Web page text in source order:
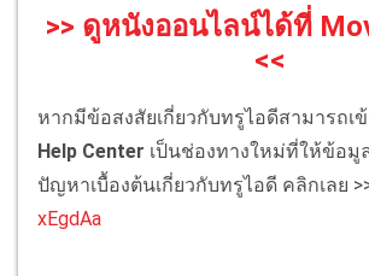
>> ดูหนังออนไลน์ได้ที่
<<
หากมีข้อสงสัยเกี่ยวกับทรูไอดีสามารถเ
Help Center เป็นช่องทางใหม่ที่ให้ข้อมู
ปัญหาเบื้องต้นเกี่ยวกับทรูไอดี คลิกเลย
xEgdAa